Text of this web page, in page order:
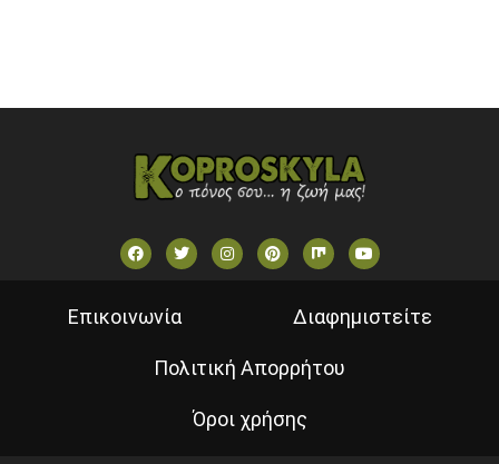
Επικοινωνία Διαφημιστείτε
Πολιτική Απορρήτου
Όροι χρήσης